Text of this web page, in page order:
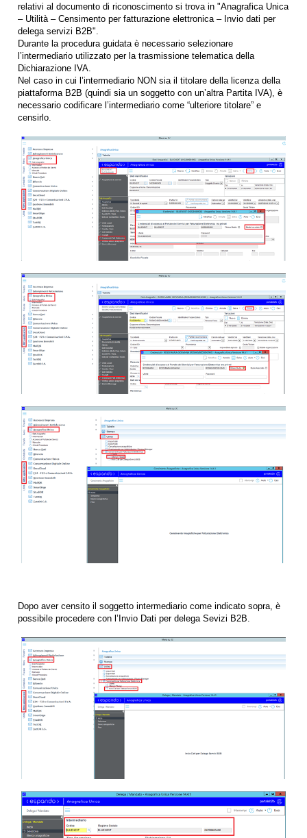
relativi al documento di riconoscimento si trova in "Anagrafica Unica
– Utilità – Censimento per fatturazione elettronica – Invio dati per
delega servizi B2B".
Durante la procedura guidata è necessario selezionare
l’intermediario utilizzato per la trasmissione telematica della
Dichiarazione IVA.
Nel caso in cui l’intermediario NON sia il titolare della licenza della
piattaforma B2B (quindi sia un soggetto con un’altra Partita IVA), è
necessario codificare l’intermediario come “ulteriore titolare” e
censirlo.
Dopo aver censito il soggetto intermediario come indicato sopra, è
possibile procedere con l’Invio Dati per delega Sevizi B2B.